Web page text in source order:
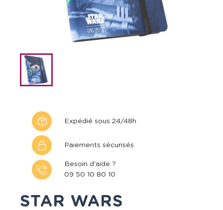
Expédié sous 24/48h
Paiements sécurisés
Besoin d'aide ?
09 50 10 80 10
STAR WARS